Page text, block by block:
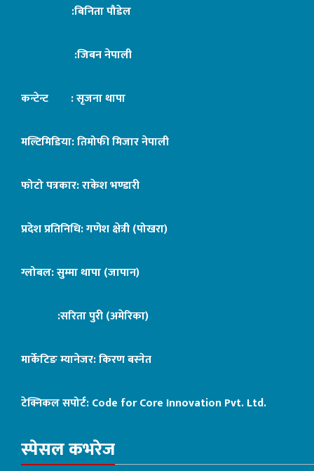
:बिनिता पौडेल
:जिबन नेपाली
कन्टेन्ट : सृजना थापा
मल्टिमिडिया: तिमोफी मिजार नेपाली
फोटो पत्रकार: राकेश भण्डारी
प्रदेश प्रतिनिधि: गणेश क्षेत्री (पोखरा)
ग्लोबल: सुम्मा थापा (जापान)
:सरिता पुरी (अमेरिका)
मार्केटिङ म्यानेजर: किरण बस्नेत
टेक्निकल सपोर्ट:Code for Core Innovation Pvt. Ltd.
स्पेसल कभरेज